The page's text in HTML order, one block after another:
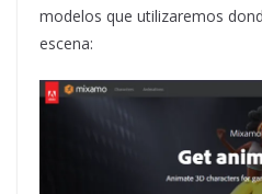
modelos que utilizaremos
escena: